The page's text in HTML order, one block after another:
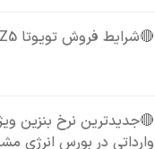
🔴شرایط فروش تویوتا BZ5 اعلام شد
🔴جدیدترین نرخ بنزین
وارداتی در بورس